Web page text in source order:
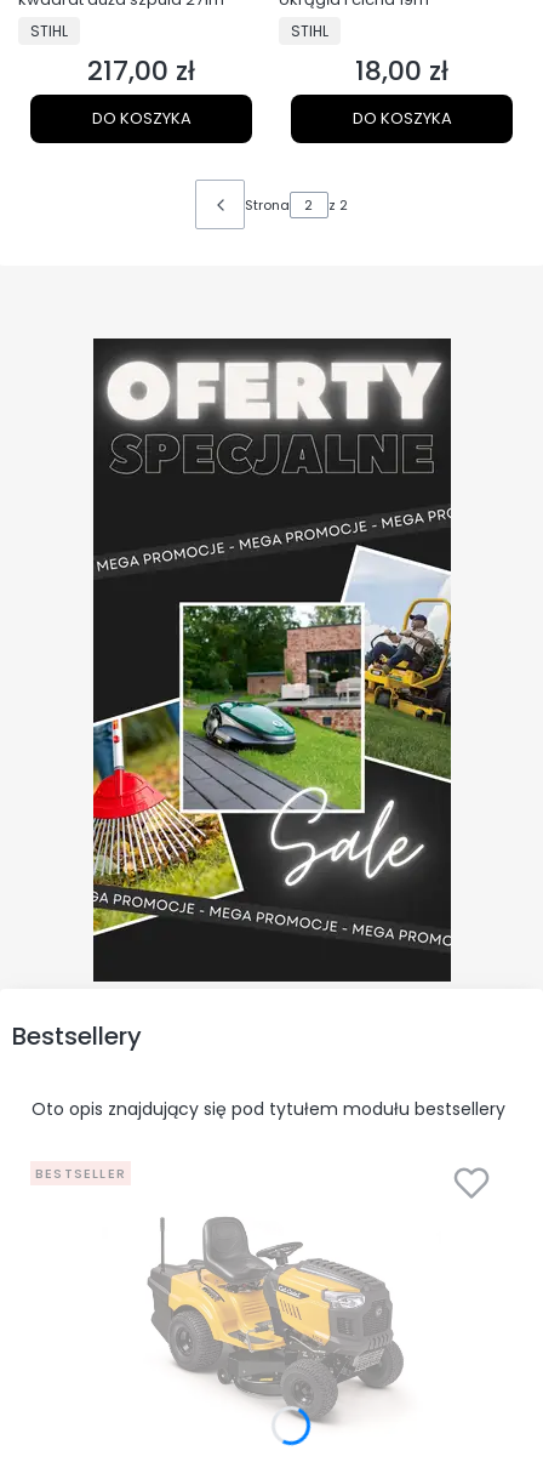
PRODUCENT
STIHL
Cena
217,00 zł
DO KOSZYKA
PRODUCENT
STIHL
Cena
18,00 zł
DO KOSZYKA
Strona z 2
Bestsellery
Oto opis znajdujący się pod tytułem modułu bestsellery
BESTSELLER